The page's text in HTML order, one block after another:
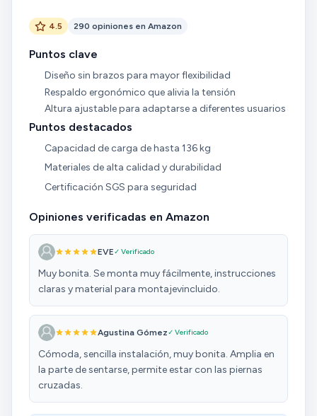
4.5 290 opiniones en Amazon
Puntos clave
Diseño sin brazos para mayor flexibilidad
Respaldo ergonómico que alivia la tensión
Altura ajustable para adaptarse a diferentes usuarios
Puntos destacados
Capacidad de carga de hasta 136 kg
Materiales de alta calidad y durabilidad
Certificación SGS para seguridad
Opiniones verificadas en Amazon
EVE✓ Verificado
Muy bonita. Se monta muy fácilmente, instrucciones
claras y material para montajevincluido.
Agustina Gómez✓ Verificado
Cómoda, sencilla instalación, muy bonita. Amplia en
la parte de sentarse, permite estar con las piernas
cruzadas.